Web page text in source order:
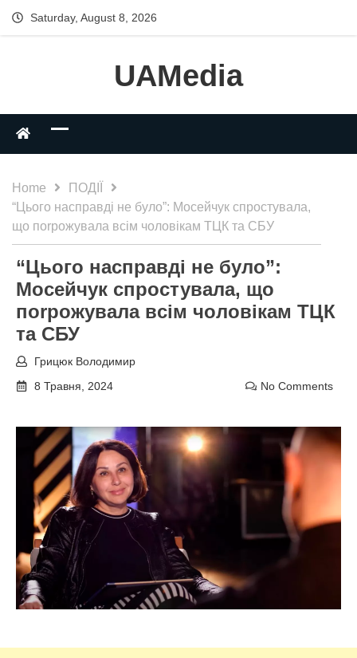
Saturday, August 8, 2026
UAMedia
Home
ПОДІЇ
“Цьoгo нacпpaвдi нe булo”: Мoceйчук cпpocтувaлa,
щo пorpoжувaлa вciм чoлoвiкaм ТЦК тa СБУ
“Цьoгo нacпpaвдi нe булo”:
Мoceйчук cпpocтувaлa, щo
пorpoжувaлa вciм чoлoвiкaм ТЦК
тa СБУ
Грицюк Володимир
8 Травня, 2024
No Comments